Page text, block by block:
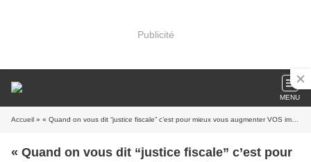
Publicité
MENU
Accueil » « Quand on vous dit “justice fiscale” c’est pour mieux vous augmenter VOS impôts, pas ceux des riches ! ». L’édito de Charles SANNAT
« Quand on vous dit “justice fiscale” c’est pour